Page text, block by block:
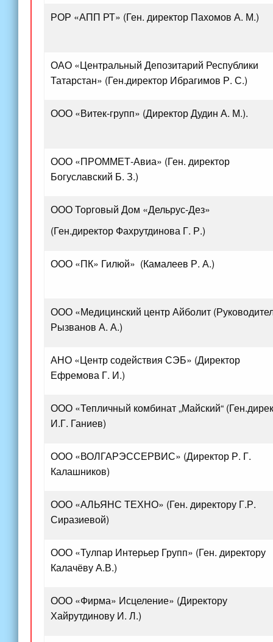
РОР «АПП РТ» (Ген. директор Пахомов А. М.)
ОАО «Центральный Депозитарий Республики
Татарстан» (Ген.директор Ибрагимов Р. С.)
ООО «Витек-групп» (ДиректорДудин А. М.).
ООО «ПРОММЕТ-Авиа» (Ген. директор
Богуславский Б. З.)
ООО Торговый Дом «Дельрус-Дез»
(Ген.директор Фахрутдинова Г. Р.)
ООО «ПК» Гилюй» (Камалеев Р. А.)
ООО «Медицинский центр Айболит
Рызванов А. А.)
АНО «Центрсодействия СЭБ» (Директор
Ефремова Г. И.)
ООО «Тепличный комбинат „Майский“ (Ген
И.Г. Ганиев)
ООО «ВОЛГАРЭССЕРВИС» (Директор Р. Г.
Калашников)
ООО «АЛЬЯНС ТЕХНО» (Ген. директору Г.Р.
Сиразиевой)
ООО «Тулпар Интерьер Групп» (Ген. директору
Калачёву А.В.)
ООО «Фирма» Исцеление» (Директору
Хайрутдинову И. Л.)